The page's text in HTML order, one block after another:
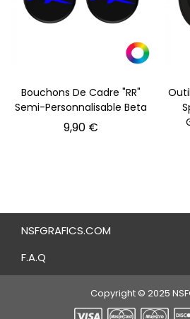
Bouchons De Cadre "RR"
Semi-Personnalisable Beta
9,90 €
NSFGRAFICS.COM
F.A.Q
Copyright © 2025